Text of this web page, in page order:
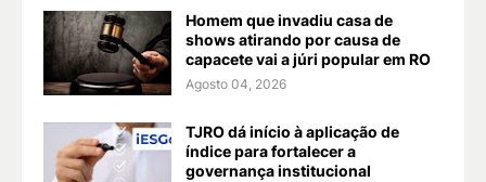
Homem que invadiu casa de
shows atirando por causa de
capacete vai a júri popular em RO
Agosto 04, 2026
TJRO dá início à aplicação de
índice para fortalecer a
governança institucional